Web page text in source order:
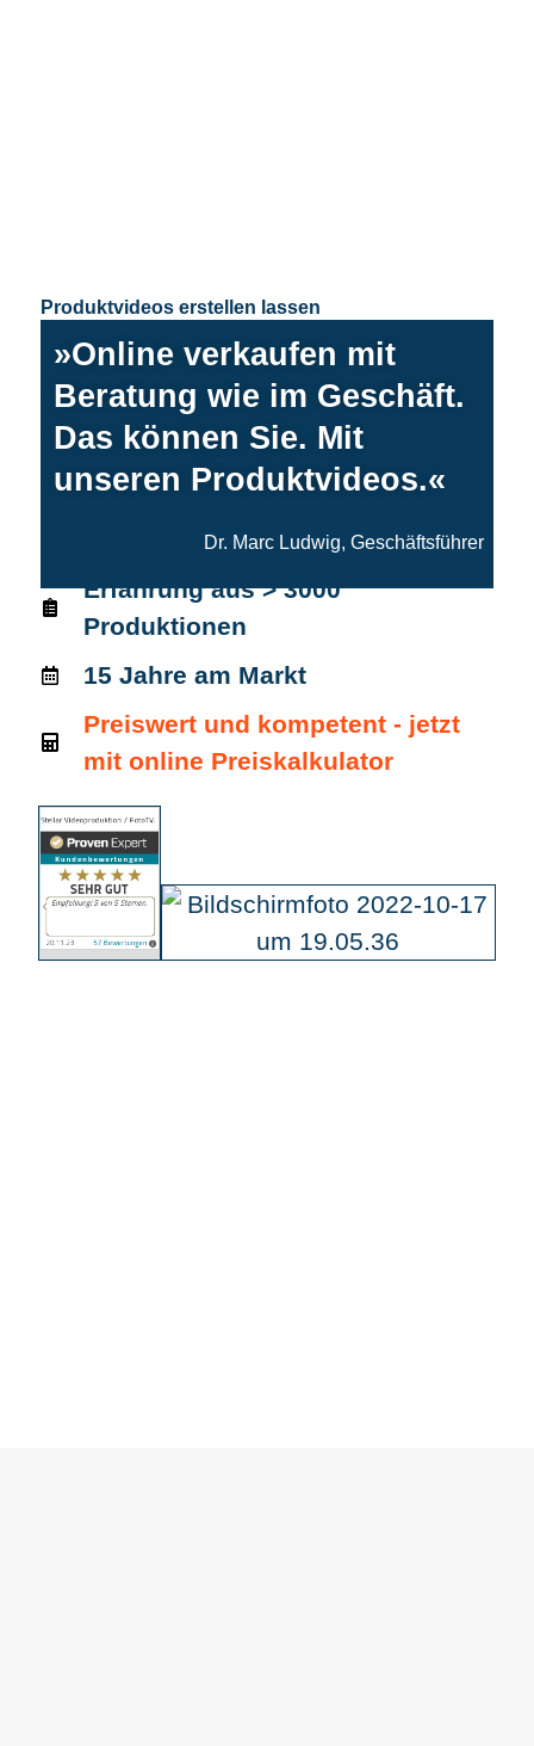
Produktvideos erstellen lassen
»Online verkaufen mit
Beratung wie im Geschäft.
Das können Sie. Mit
unseren Produktvideos.«
Dr. Marc Ludwig, Geschäftsführer
Erfahrung aus > 3000
Produktionen
15 Jahre am Markt
Preiswert und kompetent - jetzt
mit online Preiskalkulator